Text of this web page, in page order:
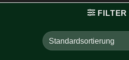
FILTER